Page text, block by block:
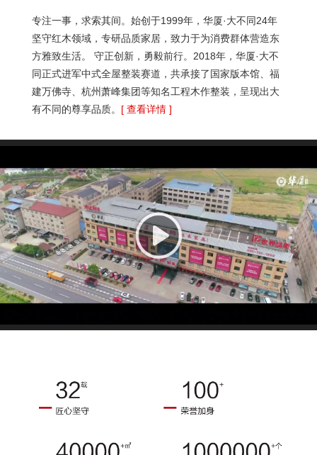
专注一事，求索其间。始创于1999年，华厦·大不同24年
坚守红木领域，专研品质家居，致力于为消费群体营造东
方雅致生活。 守正创新，勇毅前行。2018年，华厦·大不
同正式进军中式全屋整装赛道，共承接了国家版本馆、福
建万佛寺、杭州萧峰集团等知名工程木作整装，呈现出大
有不同的尊享品质。 [ 查看详情 ]